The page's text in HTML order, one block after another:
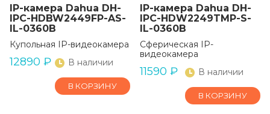
IP-камера Dahua DH-
IPC-HDBW2449FP-AS-
IL-0360B
Купольная IP-видеокамера
12890 ₽ В наличии
В КОРЗИНУ
IP-камера Dahua DH-
IPC-HDW2249TMP-S-
IL-0360B
Сферическая IP-
видеокамера
11590 ₽ В наличии
В КОРЗИНУ